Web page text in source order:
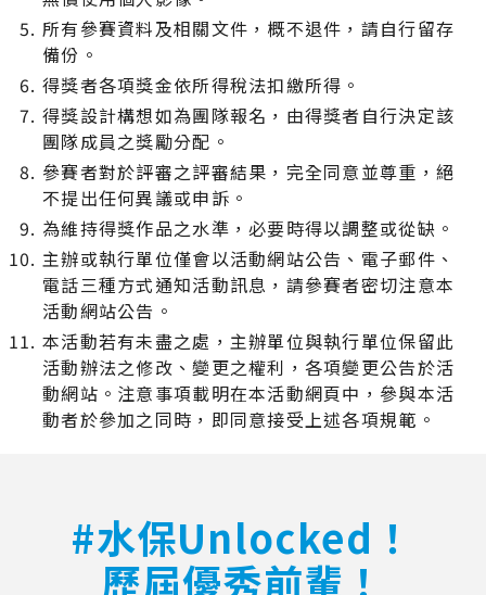
所有參賽資料及相關文件，概不退件，請自行留存
備份。
得獎者各項獎金依所得稅法扣繳所得。
得獎設計構想如為團隊報名，由得獎者自行決定該
團隊成員之獎勵分配。
參賽者對於評審之評審結果，完全同意並尊重，絕
不提出任何異議或申訴。
為維持得獎作品之水準，必要時得以調整或從缺。
主辦或執行單位僅會以活動網站公告、電子郵件、
電話三種方式通知活動訊息，請參賽者密切注意本
活動網站公告。
本活動若有未盡之處，主辦單位與執行單位保留此
活動辦法之修改、變更之權利，各項變更公告於活
動網站。注意事項載明在本活動網頁中，參與本活
動者於參加之同時，即同意接受上述各項規範。
#水保Unlocked！
歷屆優秀前輩！